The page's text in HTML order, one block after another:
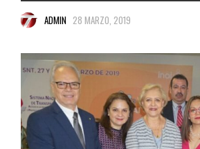
ADMIN 28 MARZO, 2019